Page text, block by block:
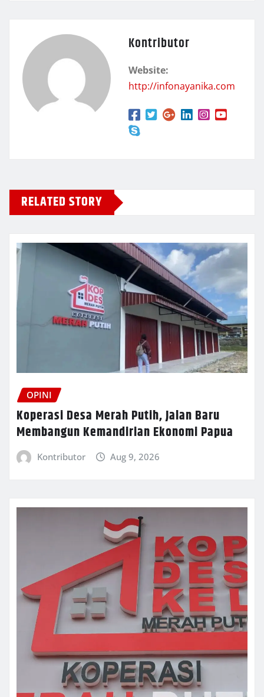
Kontributor
Website:
http://infonayanika.com
RELATED STORY
OPINI
Koperasi Desa Merah Putih, Jalan Baru
Membangun Kemandirian Ekonomi Papua
Kontributor Aug 9, 2026